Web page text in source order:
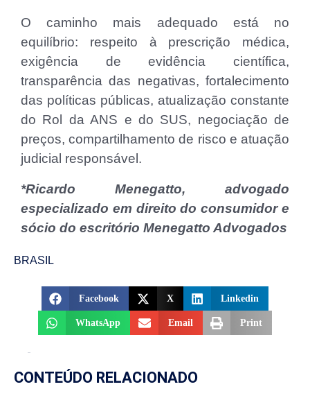
O caminho mais adequado está no
equilíbrio: respeito à prescrição médica,
exigência de evidência científica,
transparência das negativas, fortalecimento
das políticas públicas, atualização constante
do Rol da ANS e do SUS, negociação de
preços, compartilhamento de risco e atuação
judicial responsável.
*Ricardo Menegatto, advogado
especializado em direito do consumidor e
sócio do escritório Menegatto Advogados
BRASIL
Facebook X Linkedin
WhatsApp Email Print
CONTEÚDO RELACIONADO